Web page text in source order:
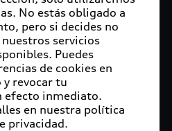
No estás obligado a
pero si decides no
servicios
Puedes
de cookies en
revocar tu
efecto inmediato.
en nuestra política
privacidad.